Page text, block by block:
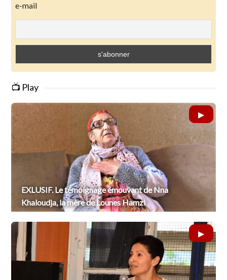
e-mail
📺 Play
EXLUSIF. Le témoignage émouvant de Nna
Khaloudja, la mère de Lounes Hamzi